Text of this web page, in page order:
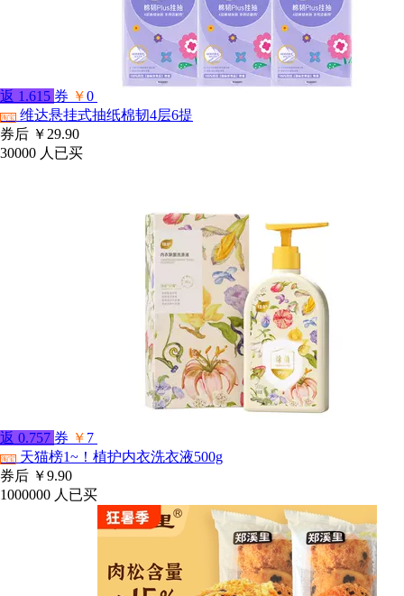
返 1.615 券 ￥0
淘宝 维达悬挂式抽纸棉韧4层6提
券后 ￥29.90
30000 人已买
返 0.757 券 ￥ 7
淘宝
天猫榜1~！植护内衣洗衣液500g
券后 ￥9.90
1000000 人已买